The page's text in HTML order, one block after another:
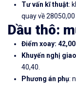
Tư vấn kĩ thuật:
quay về
Dầu thô:
Điểm xoay: 42,00
Khuyến nghị
40,40.
Phương án phụ: